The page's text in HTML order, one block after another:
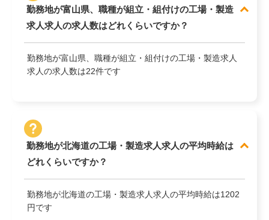
勤務地が富山県、職種が組立・組付けの工場・製造
求人求人の求人数はどれくらいですか？
勤務地が富山県、職種が組立・組付けの工場・製造求人
求人の求人数は22件です
勤務地が北海道の工場・製造求人求人の平均時給は
どれくらいですか？
勤務地が北海道の工場・製造求人求人の平均時給は1202
円です